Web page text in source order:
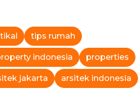
tips rumah
indonesia properties
jakarta arsitek indonesia